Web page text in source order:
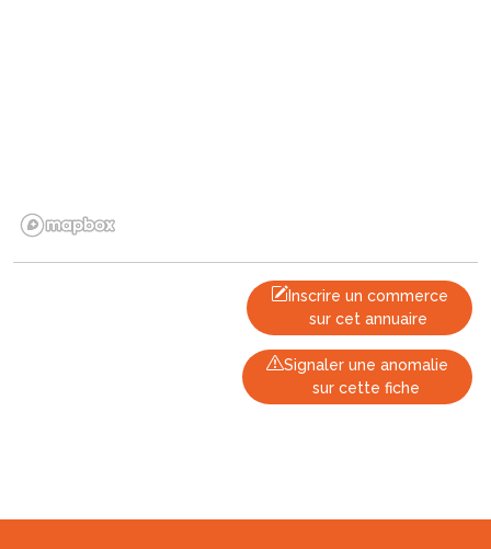
Inscrire un commerce
sur cet annuaire
Signaler une anomalie
sur cette fiche